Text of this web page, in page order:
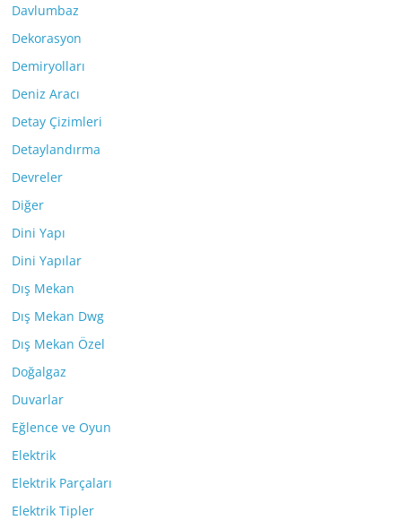
Davlumbaz
Dekorasyon
Demiryolları
Deniz Aracı
Detay Çizimleri
Detaylandırma
Devreler
Diğer
Dini Yapı
Dini Yapılar
Dış Mekan
Dış Mekan Dwg
Dış Mekan Özel
Doğalgaz
Duvarlar
Eğlence ve Oyun
Elektrik
Elektrik Parçaları
Elektrik Tipler